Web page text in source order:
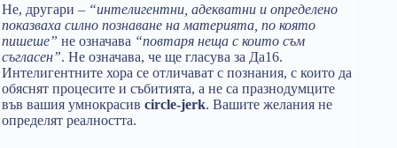
Не, другари – “интелигентни, адекватни и определено
показваха силно познаване на материята, по която
пишеше” не означава “повтаря неща с които съм
съгласен”. Не означава, че ще гласува за Да16.
Интелигентните хора се отличават с познания, с които да
обяснят процесите и събитията, а не са празнодумците
във вашия умнокрасив circle-jerk. Вашите желания не
определят реалността.